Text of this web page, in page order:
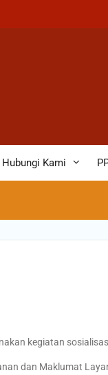
Hubungi Kami
kegiatan
dan Maklumat